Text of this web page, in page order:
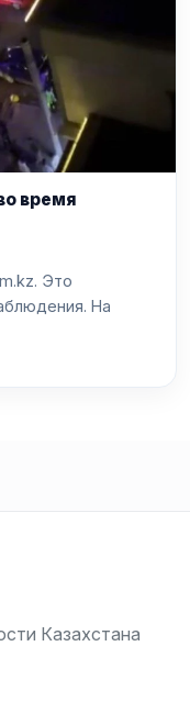
время
Это
На
Казахстана